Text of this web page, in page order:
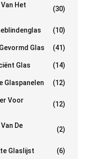
Het
(30)
(10)
Glas (41)
Glas (14)
Glaspanelen (12)
Voor
(12)
De
(2)
Glaslijst (6)